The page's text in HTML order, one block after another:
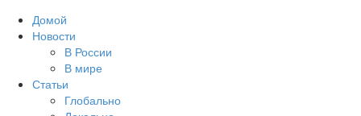
Домой
Новости
В России
В мире
Статьи
Глобально